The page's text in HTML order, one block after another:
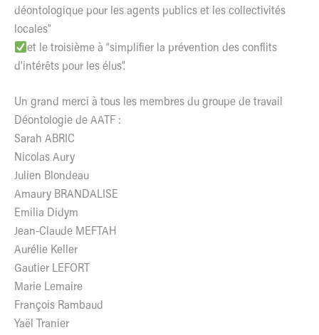
déontologique pour les agents publics et les collectivités
locales”
et le troisième à “simplifier la prévention des conflits
d’intérêts pour les élus”.
Un grand merci à tous les membres du groupe de travail
Déontologie de AATF :
Sarah ABRIC
Nicolas Aury
Julien Blondeau
Amaury BRANDALISE
Emilia Didym
Jean-Claude MEFTAH
Aurélie Keller
Gautier LEFORT
Marie Lemaire
François Rambaud
Yaël Tranier